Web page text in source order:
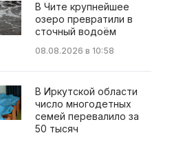
В Чите крупнейшее
озеро превратили в
сточный водоём
08.08.2026 в 10:58
В Иркутской области
число многодетных
семей перевалило за
50 тысяч